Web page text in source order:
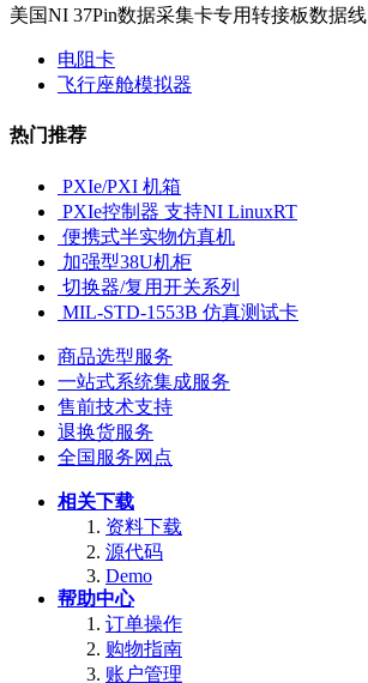
美国NI 37Pin数据采集卡专用转接板数据线
电阻卡
飞行座舱模拟器
热门推荐
PXIe/PXI 机箱
PXIe控制器 支持NI LinuxRT
便携式半实物仿真机
加强型38U机柜
切换器/复用开关系列
MIL-STD-1553B 仿真测试卡
商品选型服务
一站式系统集成服务
售前技术支持
退换货服务
全国服务网点
相关下载
资料下载
源代码
Demo
帮助中心
订单操作
购物指南
账户管理